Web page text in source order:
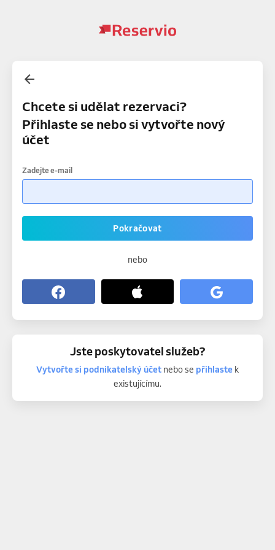
Chcete si udělat rezervaci?
Přihlaste se nebo si vytvořte nový
účet
Zadejte e-mail
Pokračovat
nebo
Jste poskytovatel služeb?
Vytvořte si podnikatelský účetnebo se přihlastek
existujícímu.